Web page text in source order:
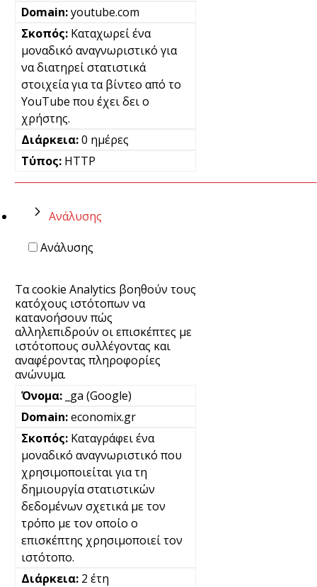
youtube.com
Καταχωρεί ένα
μοναδικό αναγνωριστικό για
να διατηρεί στατιστικά
στοιχεία για τα βίντεο από το
YouTube που έχει δει ο
χρήστης.
0 ημέρες
HTTP
Ανάλυσης
Ανάλυσης
Τα cookie Analytics βοηθούν τους
κατόχους ιστότοπων να
κατανοήσουν πώς
αλληλεπιδρούν οι επισκέπτες με
ιστότοπους συλλέγοντας και
αναφέροντας πληροφορίες
ανώνυμα.
_ga (Google)
economix.gr
Καταγράφει ένα
μοναδικό αναγνωριστικό που
χρησιμοποιείται για τη
δημιουργία στατιστικών
δεδομένων σχετικά με τον
τρόπο με τον οποίο ο
επισκέπτης χρησιμοποιεί τον
ιστότοπο.
2 έτη